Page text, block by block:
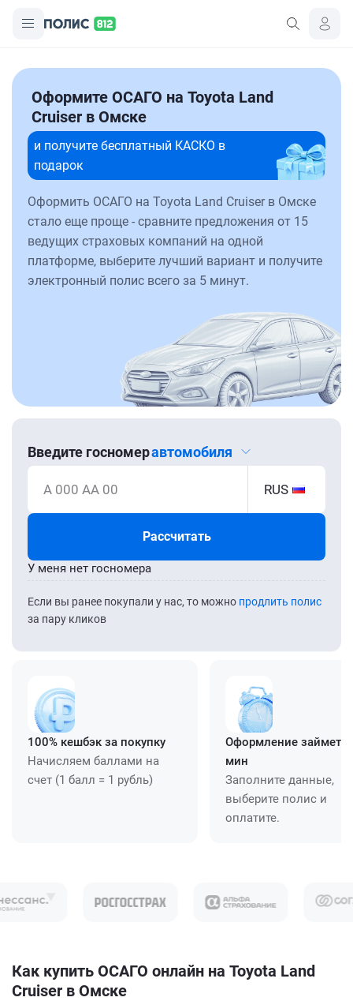
Оформите ОСАГО на Toyota Land
Cruiser в Омске
и получите бесплатный КАСКО в
подарок
Оформить ОСАГО на Toyota Land Cruiser в Омске
стало еще проще - сравните предложения от 15
ведущих страховых компаний на одной
платформе, выберите лучший вариант и получите
электронный полис всего за 5 минут.
Введите госномеравтомобиля
А 000 АА 00 RUS
Рассчитать
Если вы ранее покупали у нас, то можно продлить полис
за пару кликов
У меня нет госномера
100% кешбэк за покупку
Начисляем баллами на
счет (1 балл = 1 рубль)
Оформление займет
мин
Заполните данные,
выберите полис и
оплатите.
Как купить ОСАГО онлайн на Toyota Land
Cruiser в Омске